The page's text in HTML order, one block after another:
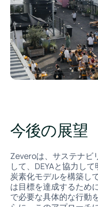
今後の展望
Zeveroは、サステナビ
して、DEYAと協力し
炭素化モデルを構築し
は目標を達成するため
で必要な具体的な行動